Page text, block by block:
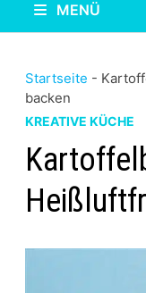
MENÜ
Startseite -
backen
KREATIVE KÜCHE